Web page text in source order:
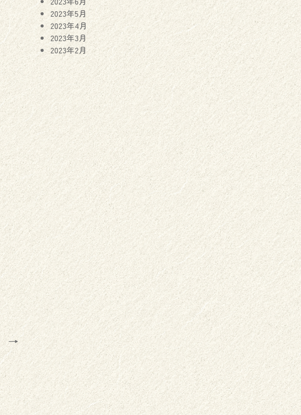
2023年5月
2023年4月
2023年3月
2023年2月
→